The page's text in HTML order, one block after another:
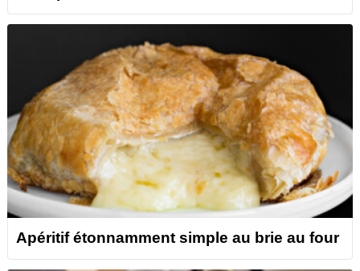
Apéritif étonnamment simple au brie au four